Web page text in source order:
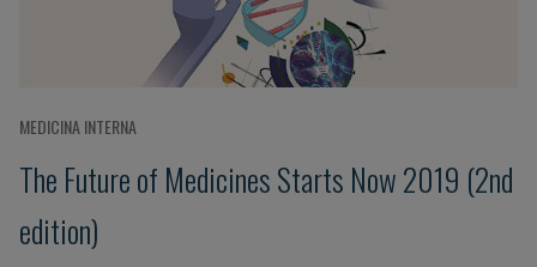
MEDICINA INTERNA
The Future of Medicines Starts Now 2019 (2nd
edition)